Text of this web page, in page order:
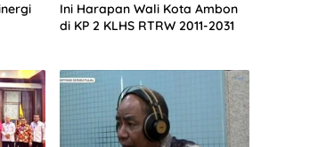
Ini Harapan Wali Kota Ambon
di KP 2 KLHS RTRW 2011-2031